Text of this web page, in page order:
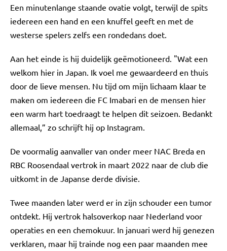
Een minutenlange staande ovatie volgt, terwijl de spits
iedereen een hand en een knuffel geeft en met de
westerse spelers zelfs een rondedans doet.
Aan het einde is hij duidelijk geëmotioneerd. "Wat een
welkom hier in Japan. Ik voel me gewaardeerd en thuis
door de lieve mensen. Nu tijd om mijn lichaam klaar te
maken om iedereen die FC Imabari en de mensen hier
een warm hart toedraagt te helpen dit seizoen. Bedankt
allemaal,” zo schrijft hij op Instagram.
De voormalig aanvaller van onder meer NAC Breda en
RBC Roosendaal vertrok in maart 2022 naar de club die
uitkomt in de Japanse derde divisie.
Twee maanden later werd er in zijn schouder een tumor
ontdekt. Hij vertrok halsoverkop naar Nederland voor
operaties en een chemokuur. In januari werd hij genezen
verklaren, maar hij trainde nog een paar maanden mee